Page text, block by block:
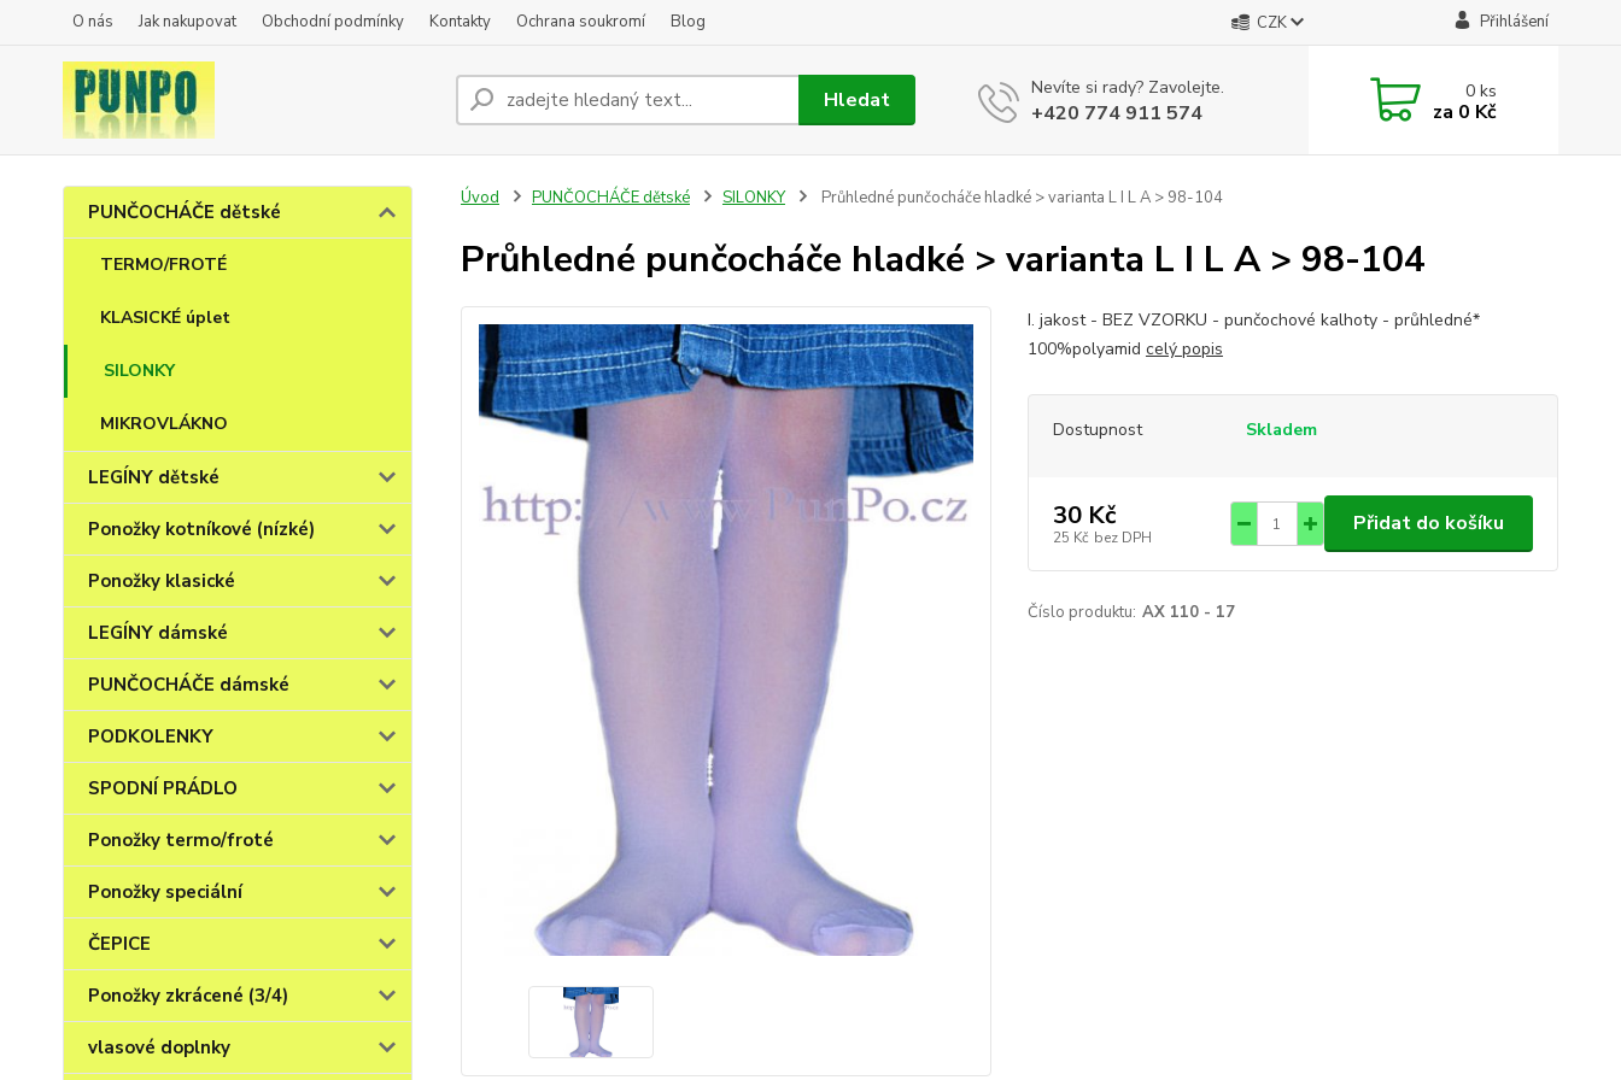
O nás Jak nakupovat Obchodní podmínky Kontakty Ochrana soukromí Blog CZK Přihlášení
Hledat Nevíte si rady? Zavolejte.
+420 774 911 574
0ks
za 0 Kč
PUNČOCHÁČE dětské
TERMO/FROTÉ
KLASICKÉ úplet
SILONKY
MIKROVLÁKNO
LEGÍNY dětské
Ponožky kotníkové (nízké)
Ponožky klasické
LEGÍNY dámské
PUNČOCHÁČE dámské
PODKOLENKY
SPODNÍ PRÁDLO
Ponožky termo/froté
Ponožky speciální
ČEPICE
Ponožky zkrácené (3/4)
vlasové doplnky
Úvod PUNČOCHÁČE dětské SILONKY Průhledné punčocháče hladké > varianta L I L A > 98-104
Průhledné punčocháče hladké > varianta L I L A > 98-104
I. jakost - BEZ VZORKU - punčochové kalhoty - průhledné*
100%polyamid celý popis
Dostupnost Skladem
30 Kč
25 Kč bez DPH
Přidat do košíku
Číslo produktu: AX 110 - 17